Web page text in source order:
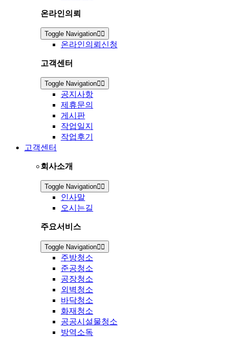
온라인의뢰
Toggle Navigation
온라인의뢰신청
고객센터
Toggle Navigation
공지사항
제휴문의
게시판
작업일지
작업후기
고객센터
회사소개
Toggle Navigation
인사말
오시는길
주요서비스
Toggle Navigation
주방청소
준공청소
공장청소
외벽청소
바닥청소
화재청소
공공시설물청소
방역소독